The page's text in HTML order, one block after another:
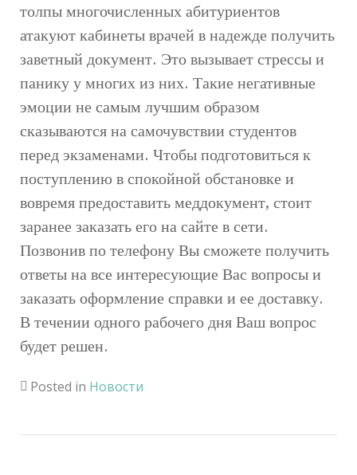
толпы многочисленных абитуриентов
атакуют кабинеты врачей в надежде получить
заветный документ. Это вызывает стрессы и
панику у многих из них. Такие негативные
эмоции не самым лучшим образом
сказываются на самочувствии студентов
перед экзаменами. Чтобы подготовиться к
поступлению в спокойной обстановке и
вовремя предоставить меддокумент, стоит
заранее заказать его на сайте в сети.
Позвонив по телефону Вы сможете получить
ответы на все интересующие Вас вопросы и
заказать оформление справки и ее доставку.
В течении одного рабочего дня Ваш вопрос
будет решен.
Posted in Новости